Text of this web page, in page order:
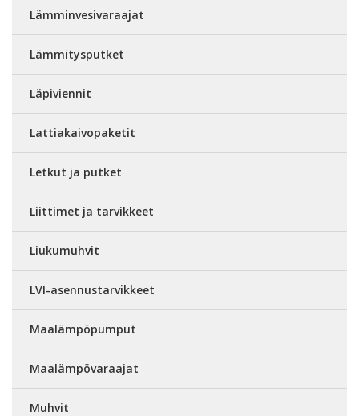
Lämminvesivaraajat
Lämmitysputket
Läpiviennit
Lattiakaivopaketit
Letkut ja putket
Liittimet ja tarvikkeet
Liukumuhvit
LVI-asennustarvikkeet
Maalämpöpumput
Maalämpövaraajat
Muhvit